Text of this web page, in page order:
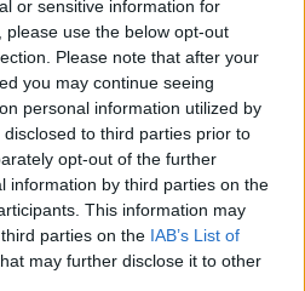
or sensitive information for
use the below opt-out
Please note that after your
you may continue seeing
personal information utilized by
to third parties prior to
opt-out of the further
information by third parties on the
This information may
parties on the IAB’s List of
may further disclose it to other
wejścia, której konkurencja
nie jest w stanie
zamierzamy tych dronów
Chcemy działać w
firmy Xerox. Udostępnimy
operatorskim (np. w
latać i serwisować sprzęt, a my
każdego pomiaru stanu gleby, od